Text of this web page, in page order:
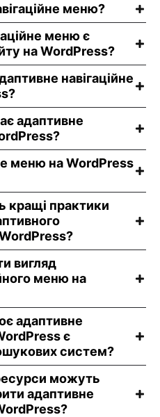
меню?
меню є
на WordPress?
навігаційне
адаптивне
меню на WordPress
кращі практики
вигляд
меню на
адаптивне
є
систем?
можуть
адаптивне